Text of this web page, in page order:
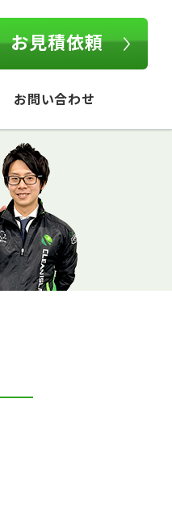
お見積依頼
お問い合わせ